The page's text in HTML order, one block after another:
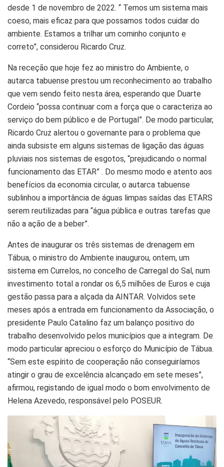
desde 1 de novembro de 2022. “ Temos um sistema mais
coeso, mais eficaz para que possamos todos cuidar do
ambiente. Estamos a trilhar um cominho conjunto e
correto”, considerou Ricardo Cruz.
Na receção que hoje fez ao ministro do Ambiente, o
autarca tabuense prestou um reconhecimento ao trabalho
que vem sendo feito nesta área, esperando que Duarte
Cordeio “possa continuar com a força que o caracteriza ao
serviço do bem público e de Portugal”. De modo particular,
Ricardo Cruz alertou o governante para o problema que
ainda subsiste em alguns sistemas de ligação das águas
pluviais nos sistemas de esgotos, “prejudicando o normal
funcionamento das ETAR” . Do mesmo modo e atento aos
benefícios da economia circular, o autarca tabuense
sublinhou a importância de águas limpas saídas das ETARS
serem reutilizadas para “água pública e outras tarefas que
não a ação de a beber”.
Antes de inaugurar os três sistemas de drenagem em
Tábua, o ministro do Ambiente inaugurou, ontem, um
sistema em Currelos, no concelho de Carregal do Sal, num
investimento total a rondar os 6,5 milhões de Euros e cuja
gestão passa para a alçada da AINTAR. Volvidos sete
meses após a entrada em funcionamento da Associação, o
presidente Paulo Catalino faz um balanço positivo do
trabalho desenvolvido pelos municípios que a integram. De
modo particular apreciou o esforço do Município de Tábua.
“Sem este espírito de cooperação não conseguiríamos
atingir o grau de excelência alcançado em sete meses”,
afirmou, registando de igual modo o bom envolvimento de
Helena Azevedo, responsável pelo POSEUR.